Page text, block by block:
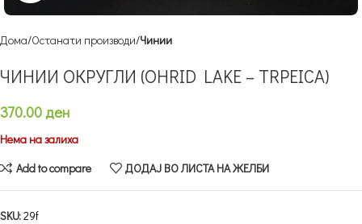
Дома Останати производи Чинии
ЧИНИИ ОКРУГЛИ (OHRID LAKE – TRPEICA)
370.00ден
Нема на залиха
Add to compare
ДОДАЈ ВО ЛИСТА НА ЖЕЛБИ
SKU:29f